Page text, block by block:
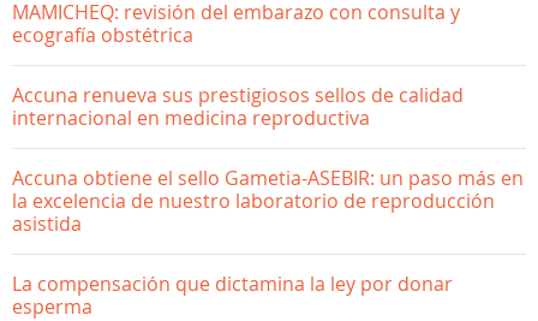
MAMICHEQ: revisión del embarazo con consulta y
ecografía obstétrica
Accuna renueva sus prestigiosos sellos de calidad
internacional en medicina reproductiva
Accuna obtiene el sello Gametia-ASEBIR: un paso más en
la excelencia de nuestro laboratorio de reproducción
asistida
La compensación que dictamina la ley por donar
esperma